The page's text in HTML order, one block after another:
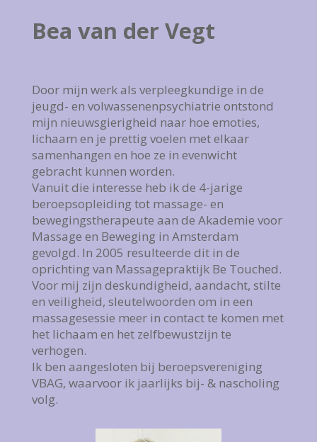
Bea van der Vegt
Door mijn werk als verpleegkundige in de
jeugd- en volwassenenpsychiatrie ontstond
mijn nieuwsgierigheid naar hoe emoties,
lichaam en je prettig voelen met elkaar
samenhangen en hoe ze in evenwicht
gebracht kunnen worden.
Vanuit die interesse heb ik de 4-jarige
beroepsopleiding tot massage- en
bewegingstherapeute aan de Akademie voor
Massage en Beweging in Amsterdam
gevolgd. In 2005 resulteerde dit in de
oprichting van Massagepraktijk Be Touched.
Voor mij zijn deskundigheid, aandacht, stilte
en veiligheid, sleutelwoorden om in een
massagesessie meer in contact te komen met
het lichaam en het zelfbewustzijn te
verhogen.
Ik ben aangesloten bij beroepsvereniging
VBAG, waarvoor ik jaarlijks bij- & nascholing
volg.